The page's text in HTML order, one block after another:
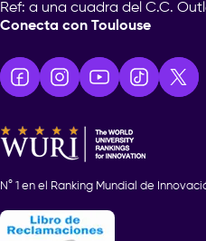
Ref: a una cuadra del C.C.
Conecta con Toulouse
N° 1 en el Ranking Mundial de